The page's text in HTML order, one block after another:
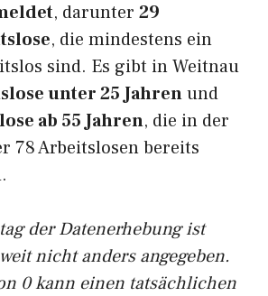
, darunter 29
, die mindestens ein
sind. Es gibt in Weitnau
unter 25 Jahrenund
ab 55 Jahren, die in der
78 Arbeitslosen bereits
der Datenerhebung ist
nicht anders angegeben.
0 kann einen tatsächlichen